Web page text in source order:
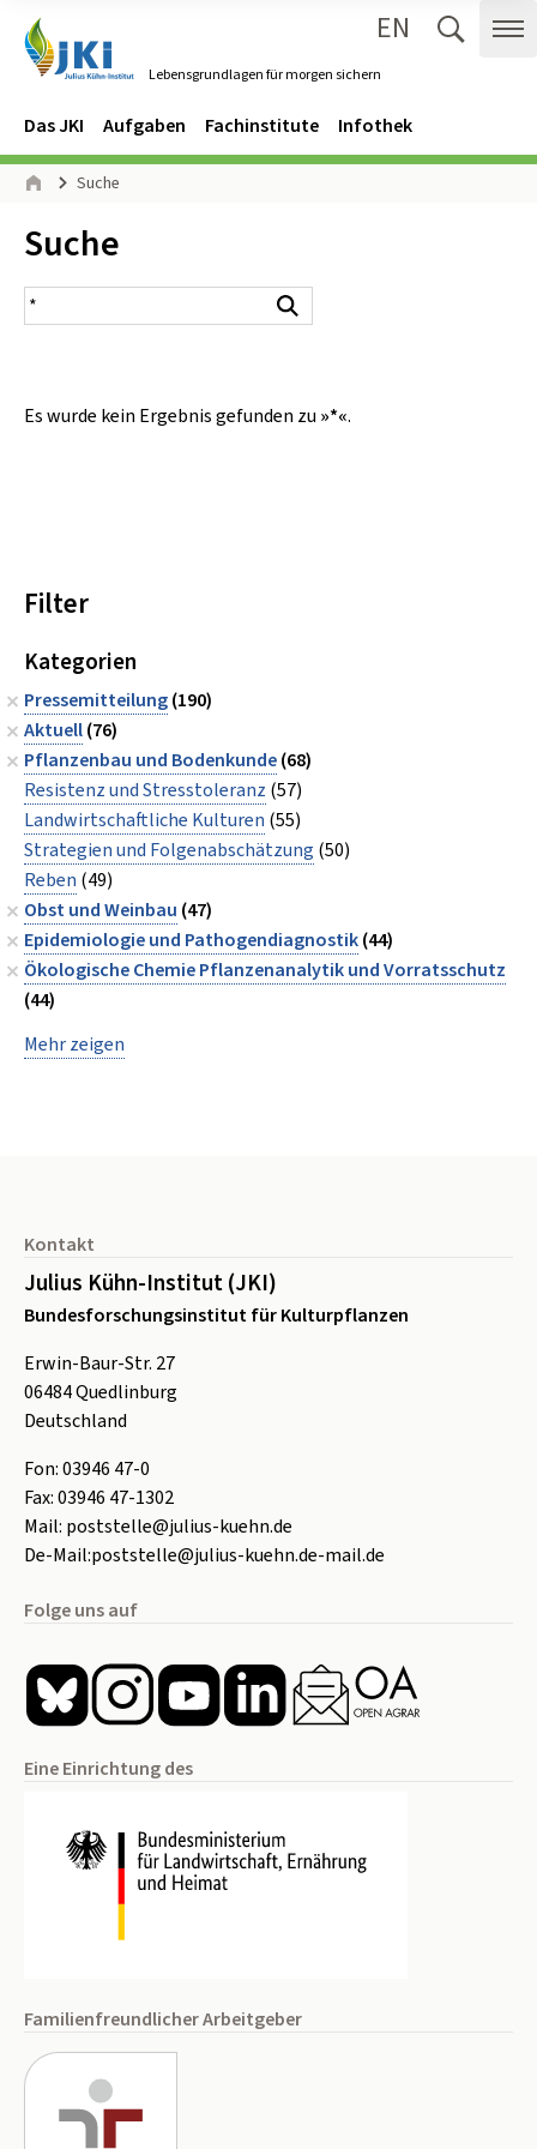
Lebensgrundlagen für morgen sichern
EN
Navigation
Hauptmenü
Das JKI Aufgaben Fachinstitute Infothek
Seitenpfad
Suche
Inhalt:
Suche
Suchergebnis
Es wurde kein Ergebnis gefunden zu »*«.
Filter
Kategorien
Pressemitteilung(190)
Aktuell(76)
Pflanzenbau und Bodenkunde(68)
Resistenz und Stresstoleranz (57)
Landwirtschaftliche Kulturen (55)
Strategien und Folgenabschätzung (50)
Reben (49)
Obst und Weinbau (47)
Epidemiologie und Pathogendiagnostik(44)
Ökologische Chemie Pflanzenanalytik und Vorratsschutz
(44)
Mehr zeigen
Kontakt
Julius Kühn-Institut (JKI)
Bundesforschungsinstitut für Kulturpflanzen
Erwin-Baur-Str. 27
06484Quedlinburg
Deutschland
Fon:03946 47-0
Fax:03946 47-1302
Mail: poststelle@julius-kuehn.de
De-Mail:poststelle@julius-kuehn.de-mail.de
Folge uns auf
Eine Einrichtung des
Familienfreundlicher Arbeitgeber